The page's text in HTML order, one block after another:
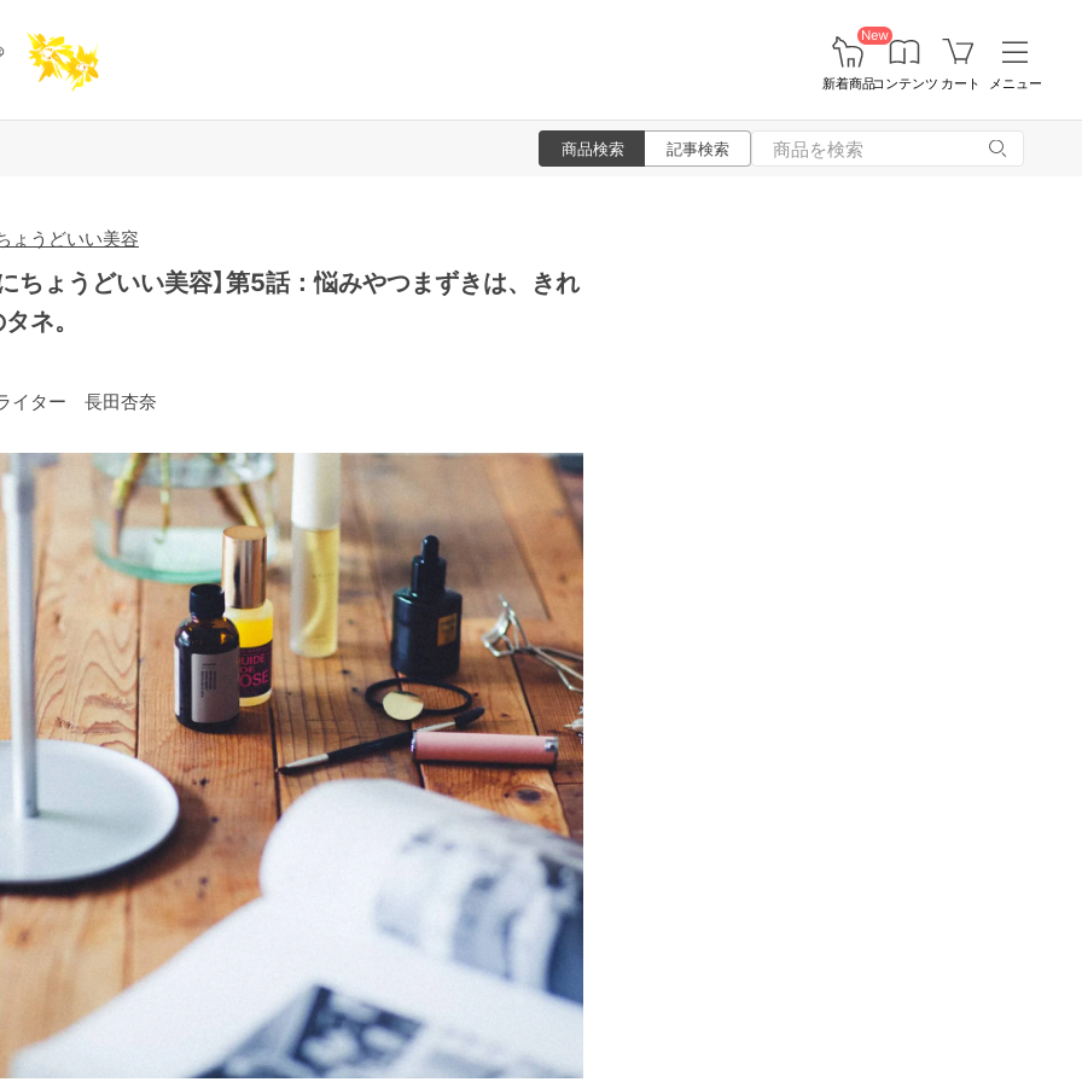
New
新着商品コンテンツ カート メニュー
商品検索 記事検索
ょうどいい美容
ちょうどいい美容】第5話：悩みやつまずきは、きれ
ネ。
イター 長田杏奈